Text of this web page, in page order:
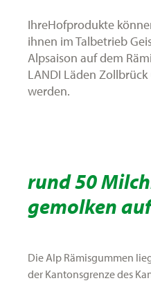
IhreHofprodukte
ihnen im Talbetrieb
Alpsaison auf dem
LANDI Läden
werden.
rund 50
gemolken
Die Alp Rämisgummen
der Kantonsgrenze des